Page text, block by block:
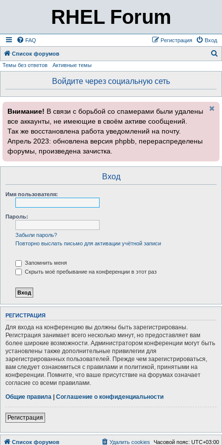
RHEL Forum
FAQ Вход
Регистрация
Список форумов
Темы без ответов Активные темы
Войдите через социальную сеть
Внимание! В связи с борьбой со спамерами были удалены
все аккаунты, не имеющие в своём активе сообщений.
Так же восстановлена работа уведомлений на почту.
Апрель 2023: обновлена версия phpbb, перераспределены
форумы, произведена зачистка.
Вход
Имя пользователя:
Пароль:
Забыли пароль?
Повторно выслать письмо для активации учётной записи
Запомнить меня
Скрыть моё пребывание на конференции в этот раз
РЕГИСТРАЦИЯ
Для входа на конференцию вы должны быть зарегистрированы.
Регистрация занимает всего несколько минут, но предоставляет вам
более широкие возможности. Администратором конференции могут быть
установлены также дополнительные привилегии для
зарегистрированных пользователей. Прежде чем зарегистрироваться,
вам следует ознакомиться с правилами и политикой, принятыми на
конференции. Помните, что ваше присутствие на форумах означает
согласие со всеми правилами.
Общие правила | Соглашение о конфиденциальности
Регистрация
Список форумов Часовой пояс: UTC+03:00
Удалить cookies